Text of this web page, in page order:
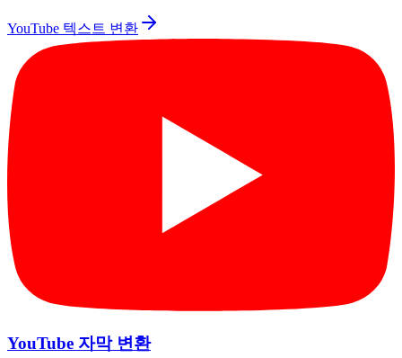
YouTube 텍스트 변환
YouTube 자막 변환